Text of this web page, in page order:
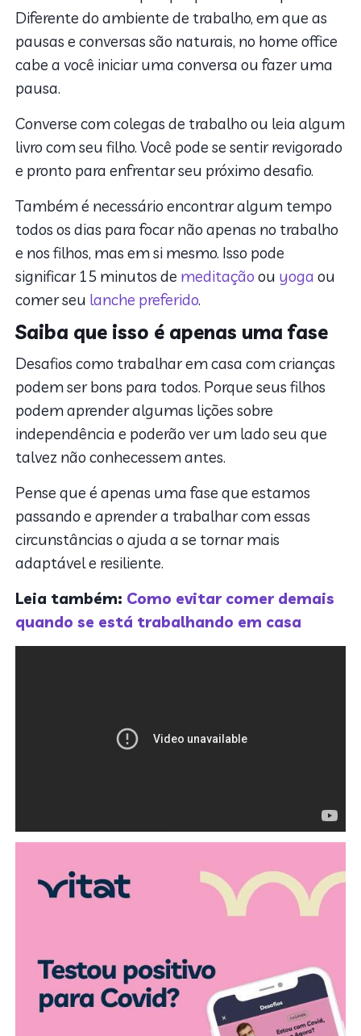
Diferente do ambiente de trabalho, em que as
pausas e conversas são naturais, no home office
cabe a você iniciar uma conversa ou fazer uma
pausa.
Converse com colegas de trabalho ou leia algum
livro com seu filho. Você pode se sentir revigorado
e pronto para enfrentar seu próximo desafio.
Também é necessário encontrar algum tempo
todos os dias para focar não apenas no trabalho
e nos filhos, mas em si mesmo. Isso pode
significar 15 minutos de meditação ou yoga ou
comer seu lanche preferido.
Saiba que isso é apenas uma fase
Desafios como trabalhar em casa com crianças
podem ser bons para todos. Porque seus filhos
podem aprender algumas lições sobre
independência e poderão ver um lado seu que
talvez não conhecessem antes.
Pense que é apenas uma fase que estamos
passando e aprender a trabalhar com essas
circunstâncias o ajuda a se tornar mais
adaptável e resiliente.
Leia também: Como evitar comer demais
quando se está trabalhando em casa